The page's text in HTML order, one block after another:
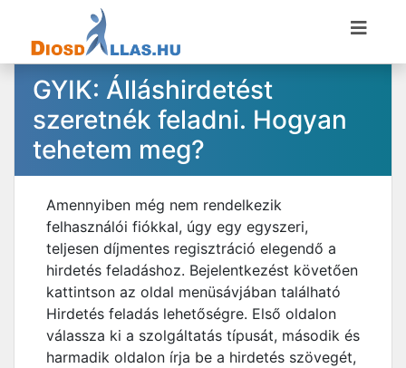
GYIK: Álláshirdetést
szeretnék feladni. Hogyan
tehetem meg?
Amennyiben még nem rendelkezik
felhasználói fiókkal, úgy egy egyszeri,
teljesen díjmentes regisztráció elegendő a
hirdetés feladáshoz. Bejelentkezést követően
kattintson az oldal menüsávjában található
Hirdetés feladás lehetőségre. Első oldalon
válassza ki a szolgáltatás típusát, második és
harmadik oldalon írja be a hirdetés szövegét,